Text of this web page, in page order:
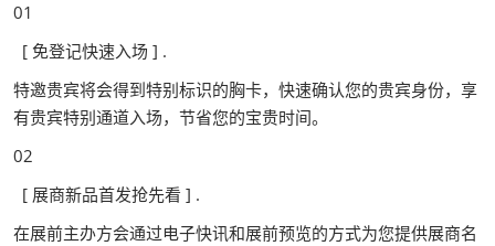
01
[ 免登记快速入场 ] .
特邀贵宾将会得到特别标识的胸卡，快速确认您的贵宾身份，享
有贵宾特别通道入场，节省您的宝贵时间。
02
[ 展商新品首发抢先看 ] .
在展前主办方会通过电子快讯和展前预览的方式为您提供展商名